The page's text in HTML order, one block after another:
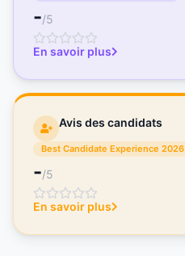
-/5
En savoir plus
Avis des candidats
Best Candidate Experience 2026
-/5
En savoir plus